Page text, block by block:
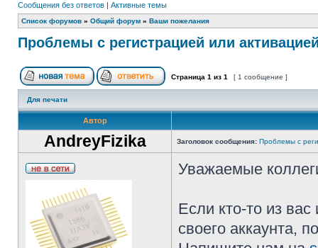
Сообщения без ответов | Активные темы
Список форумов » Общий форум » Ваши пожелания
Проблемы с регистрацией или
Страница 1 из 1 [ 1 сообщение ]
Для печати
Автор
AndreyFizika Заголовок сообщения: Проблемы с
Уважаемые
Если кто-то из
своего аккаунта,